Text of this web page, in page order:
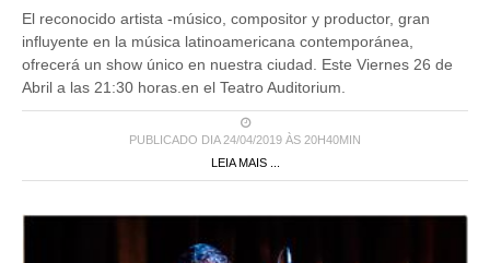
El reconocido artista -músico, compositor y productor, gran
influyente en la música latinoamericana contemporánea,
ofrecerá un show único en nuestra ciudad. Este Viernes 26 de
Abril a las 21:30 horas.en el Teatro Auditorium.
PUBLICADO DIA 24/04/2019 ÀS 20H40MIN
LEIA MAIS ...